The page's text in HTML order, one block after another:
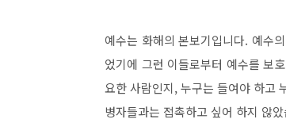
예수는 화해의 본보기입니다. 예수
었기에 그런 이들로부터 예수를 보
요한 사람인지, 누구는 들여야 하고
병자들과는 접촉하고 싶어 하지 않